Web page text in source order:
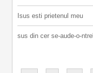
Isus esti prietenul meu
sus din cer se-aude-o-